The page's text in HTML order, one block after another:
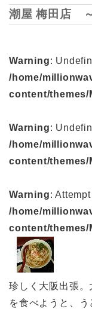
潮屋 梅田店
Warning:
/home/
content/
Warning:
/home/
content/
Warning:
/home/
content/
珍しく大阪出張
を食べようと、